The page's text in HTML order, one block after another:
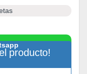
producto!